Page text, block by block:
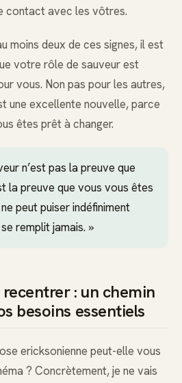
contact avec les vôtres.
moins deux de ces signes, il est
votre rôle de sauveur est
vous. Non pas pour les autres,
une excellente nouvelle, parce
êtes prêt à changer.
n’est pas la preuve que
la preuve que vous vous êtes
peut puiser indéfiniment
remplit jamais. »
recentrer : un chemin
besoins essentiels
ericksonienne peut-elle vous
? Concrètement, je ne vais